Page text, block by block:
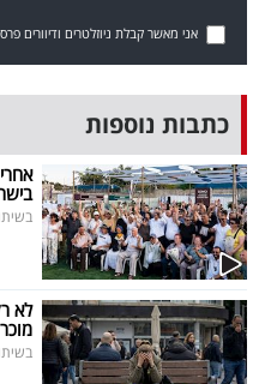
תיירות
5
המילון
הכלכלי
פודקאסט
40
UNDER
אני מאשר קבלת ניוזלטרים ודיוורים
כתבות נוספות
לא